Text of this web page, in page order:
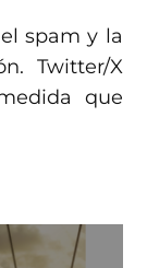
spam y la
Twitter/X
que